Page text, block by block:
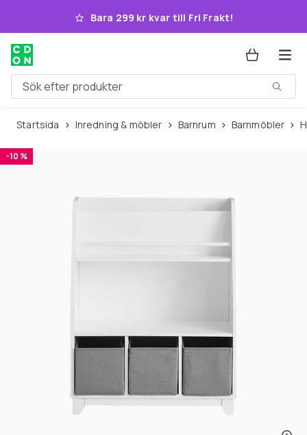
Hoppa till huvudinnehållet
Bara 299 kr kvar till Fri Frakt!
Sök efter produkter
Startsida Inredning & möbler Barnrum Barnmöbler
-10 %